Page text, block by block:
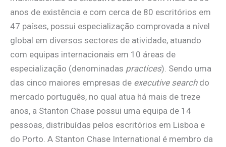
anos de existência e com cerca de 80 escritórios em
47 países, possui especialização comprovada a nível
global em diversos sectores de atividade, atuando
com equipas internacionais em 10 áreas de
especialização (denominadas practices). Sendo uma
das cinco maiores empresas de executive searchdo
mercado português, no qual atua há mais de treze
anos, a Stanton Chase possui uma equipa de 14
pessoas, distribuídas pelos escritórios em Lisboa e
do Porto. A Stanton Chase International é membro da